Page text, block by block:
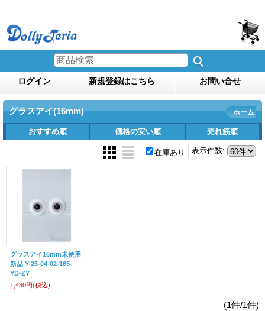
ログイン 新規登録はこちら お問い合せ
グラスアイ(16mm) ホーム
おすすめ順 価格の安い順 売れ筋順
表示件数:
在庫あり
グラスアイ16mm未使用
新品 Y-25-04-02-165-
YD-ZY
1,430円(税込)
(1件/1件)